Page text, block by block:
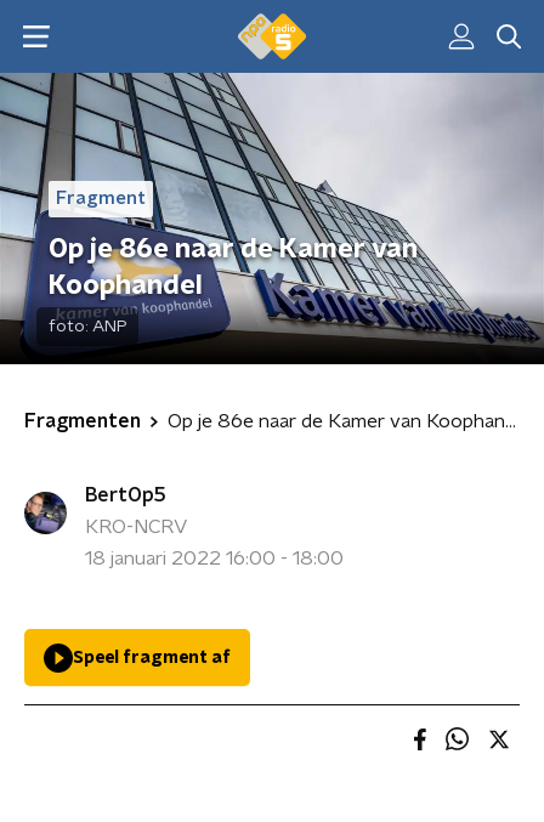
Fragment
Op je 86e naar de Kamer van
Koophandel
foto: ANP
Fragmenten Op je 86e naar de Kamer van Koophandel
BertOp5
KRO-NCRV
18 januari 2022 16:00 - 18:00
Speel fragment af